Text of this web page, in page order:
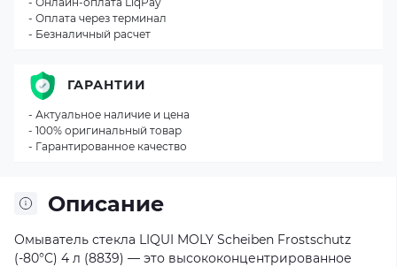
Описание
Омыватель стекла LIQUI MOLY Scheiben Frostschutz
(-80°C) 4 л (8839) — это высококонцентрированное
- Оплата через терминал
- Безналичный расчет
ГАРАНТИИ
- Актуальное наличие и цена
- 100% оригинальный товар
- Гарантированное качество